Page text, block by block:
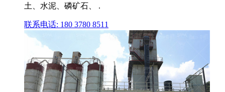
土、水泥、磷矿石、 .
联系电话: 180 3780 8511